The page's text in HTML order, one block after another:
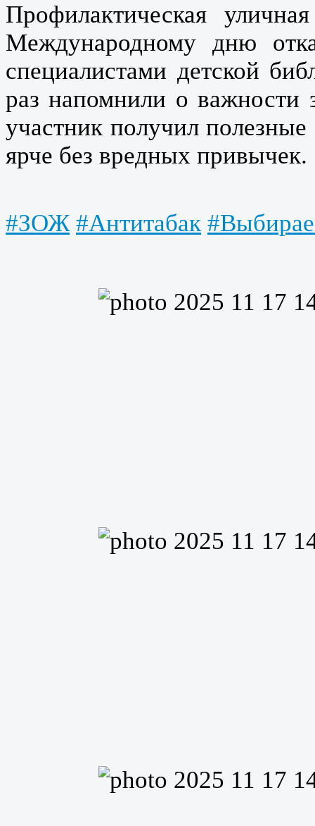
Профилактическая
Международному дню
специалистами детской
раз напомнили о важности
участник получил
ярче без вредных привычек.
#ЗОЖ #Антитабак